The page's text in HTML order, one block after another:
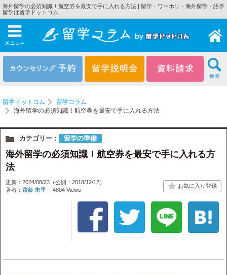
海外留学の必須知識！航空券を最安で手に入れる方法 | 留学・ワーホリ・海外留学・語学
留学は留学ドットコム
メニュー
留学ドットコム
留学コラム
海外留学の必須知識！航空券を最安で手に入れる方法
カテゴリー： 留学の準備
海外留学の必須知識！航空券を最安で手に入れる方
法
更新：2024/08/23 （公開：2018/12/12）
著者： 齋藤 朱里 4804 Views